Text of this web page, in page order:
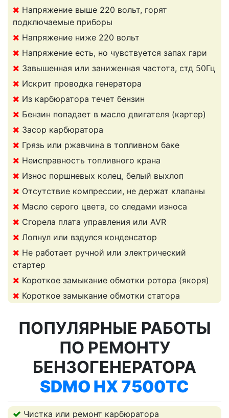
Напряжение выше 220 вольт, горят
подключаемые приборы
Напряжение ниже 220 вольт
Напряжение есть, но чувствуется запах гари
Завышенная или заниженная частота, стд 50Гц
Искрит проводка генератора
Из карбюратора течет бензин
Бензин попадает в масло двигателя (картер)
Засор карбюратора
Грязь или ржавчина в топливном баке
Неисправность топливного крана
Износ поршневых колец, белый выхлоп
Отсутствие компрессии, не держат клапаны
Масло серого цвета, со следами износа
Сгорела плата управления или AVR
Лопнул или вздулся конденсатор
Не работает ручной или электрический
стартер
Короткое замыкание обмотки ротора (якоря)
Короткое замыкание обмотки статора
ПОПУЛЯРНЫЕ РАБОТЫ
ПО РЕМОНТУ
БЕНЗОГЕНЕРАТОРА
SDMO HX 7500TC
Чистка или ремонт карбюратора